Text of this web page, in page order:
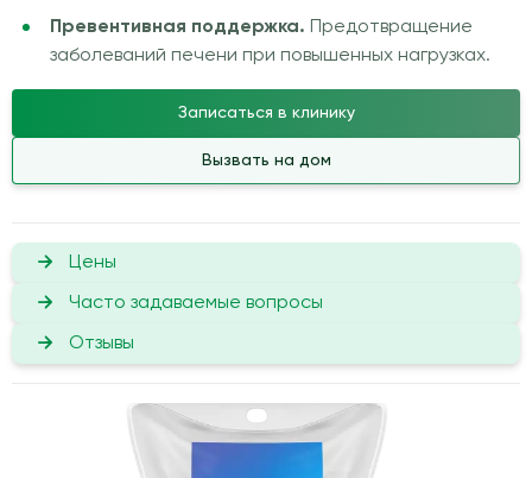
Превентивная поддержка. Предотвращение
заболеваний печени при повышенных нагрузках.
Записаться в клинику
Вызвать на дом
Цены
Часто задаваемые вопросы
Отзывы